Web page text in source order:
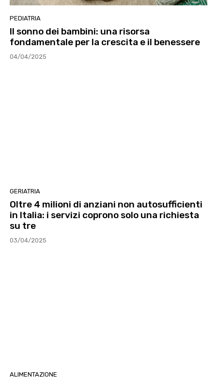
PEDIATRIA
Il sonno dei bambini: una risorsa
fondamentale per la crescita e il benessere
04/04/2025
GERIATRIA
Oltre 4 milioni di anziani non autosufficienti
in Italia: i servizi coprono solo una richiesta
su tre
03/04/2025
ALIMENTAZIONE